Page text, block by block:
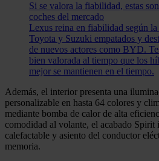
Si se valora la fiabilidad, estas
coches del mercado
Lexus reina en fiabilidad según
Toyota y Suzuki empatados y
de nuevos actores como BYD.
bien valorada al tiempo que los
mejor se mantienen en el tiempo.
Además, el interior presenta una
personalizable en hasta 64 colores y
mediante bomba de calor de alta
comodidad al volante, el acabado Spirit
calefactable y asiento del conductor
memoria.